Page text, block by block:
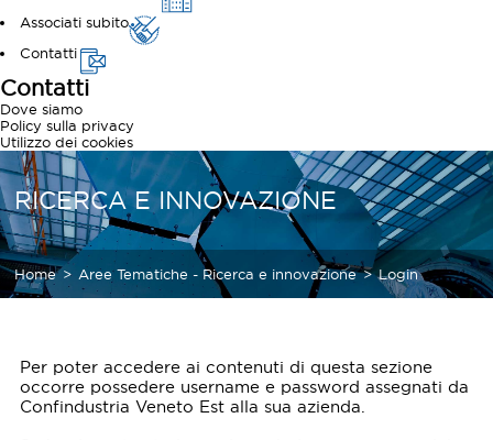
Associati subito
Contatti
Contatti
Dove siamo
Policy sulla privacy
Utilizzo dei cookies
RICERCA E INNOVAZIONE
Home Aree Tematiche - Ricerca e innovazione Login
Per poter accedere ai contenuti di questa sezione
occorre possedere username e password assegnati da
Confindustria Veneto Est alla sua azienda.